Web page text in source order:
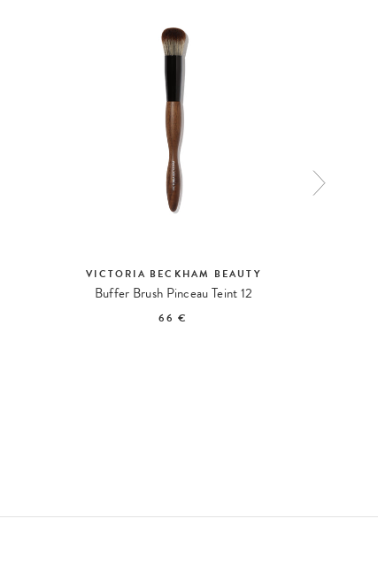
VICTORIA BECKHAM BEAUTY
Buffer Brush Pinceau Teint 12
66 €